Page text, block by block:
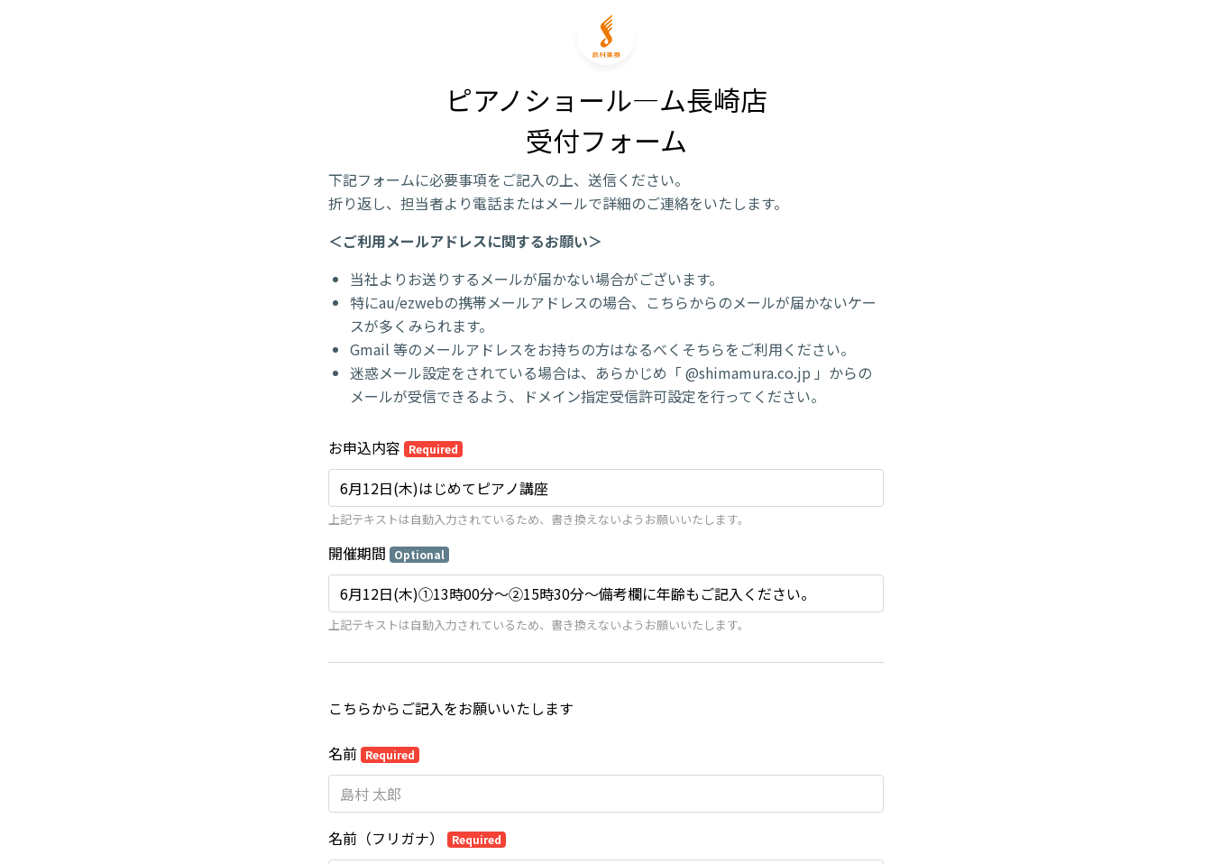
ピアノショール―ム長崎店
受付フォーム
下記フォームに必要事項をご記入の上、送信ください。
折り返し、担当者より電話またはメールで詳細のご連絡をいたします。
＜ご利用メールアドレスに関するお願い＞
当社よりお送りするメールが届かない場合がございます。
特にau/ezwebの携帯メールアドレスの場合、こちらからのメールが届かないケー
スが多くみられます。
Gmail 等のメールアドレスをお持ちの方はなるべくそちらをご利用ください。
迷惑メール設定をされている場合は、あらかじめ「 @shimamura.co.jp 」からの
メールが受信できるよう、ドメイン指定受信許可設定を行ってください。
お申込内容 Required
上記テキストは自動入力されているため、書き換えないようお願いいたします。
開催期間 Optional
上記テキストは自動入力されているため、書き換えないようお願いいたします。
こちらからご記入をお願いいたします
名前 Required
名前（フリガナ） Required